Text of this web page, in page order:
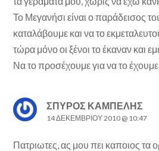
Το Μεγανήσι είναι ο παράδεισος
καταλάβουμε και να το
τώρα μόνο οι ξένοι το έκαναν και
Να το προσέχουμε για να το έχουμε.
ΣΠΥΡΟΣ ΚΑΜΠΕΛΗΣ
14 ΔΕΚΕΜΒΡΊΟΥ 2010 @ 10:47
Πατριωτες, ας μου πει καποιος τα